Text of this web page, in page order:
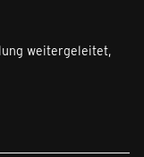
weitergeleitet,